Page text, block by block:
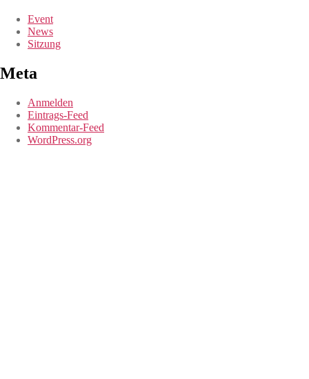
Event
News
Sitzung
Meta
Anmelden
Eintrags-Feed
Kommentar-Feed
WordPress.org